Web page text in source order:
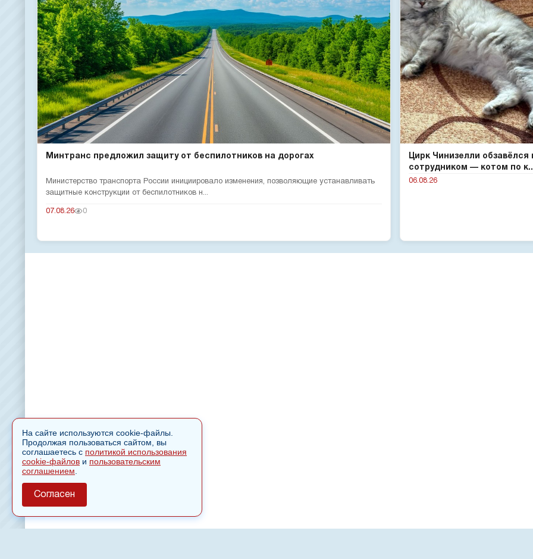
Минтранс предложил защиту от беспилотников на дорогах
Министерство транспорта России инициировало изменения, позволяющие устанавливать
защитные конструкции от беспилотников н...
07.08.26 0
Цирк Чинизелли обзавёлся
сотрудником — котом по
06.08.26
На сайте используются cookie-файлы.
Продолжая пользоваться сайтом, вы
соглашаетесь с политикой использования
cookie-файлов и пользовательским
соглашением
Согласен